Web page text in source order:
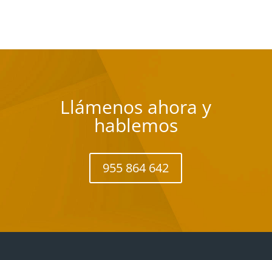
Llámenos ahora y
hablemos
955 864 642